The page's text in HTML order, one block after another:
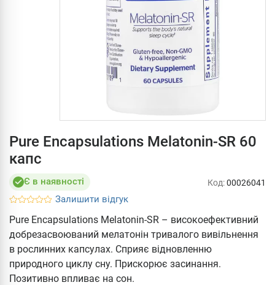
Pure Encapsulations Melatonin-SR 60
капс
Є в наявності
Залишити відгук
Код:00026041
Pure Encapsulations Melatonin-SR – високоефективний
добрезасвоюваний мелатонін тривалого вивільнення
в рослинних капсулах. Сприяє відновленню
природного циклу сну. Прискорює засинання.
Позитивно впливає на сон.